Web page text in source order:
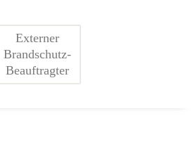
Externer
Brandschutz-
Beauftragter